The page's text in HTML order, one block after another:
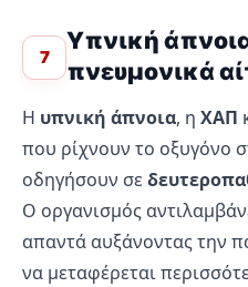
7
Υπνική
πνευμονικά
Η υπνική άπνοια, η ΧΑΠ
που ρίχνουν το οξυγόνο
οδηγήσουν σε
Ο οργανισμός
απαντά αυξάνοντας την
να μεταφέρεται